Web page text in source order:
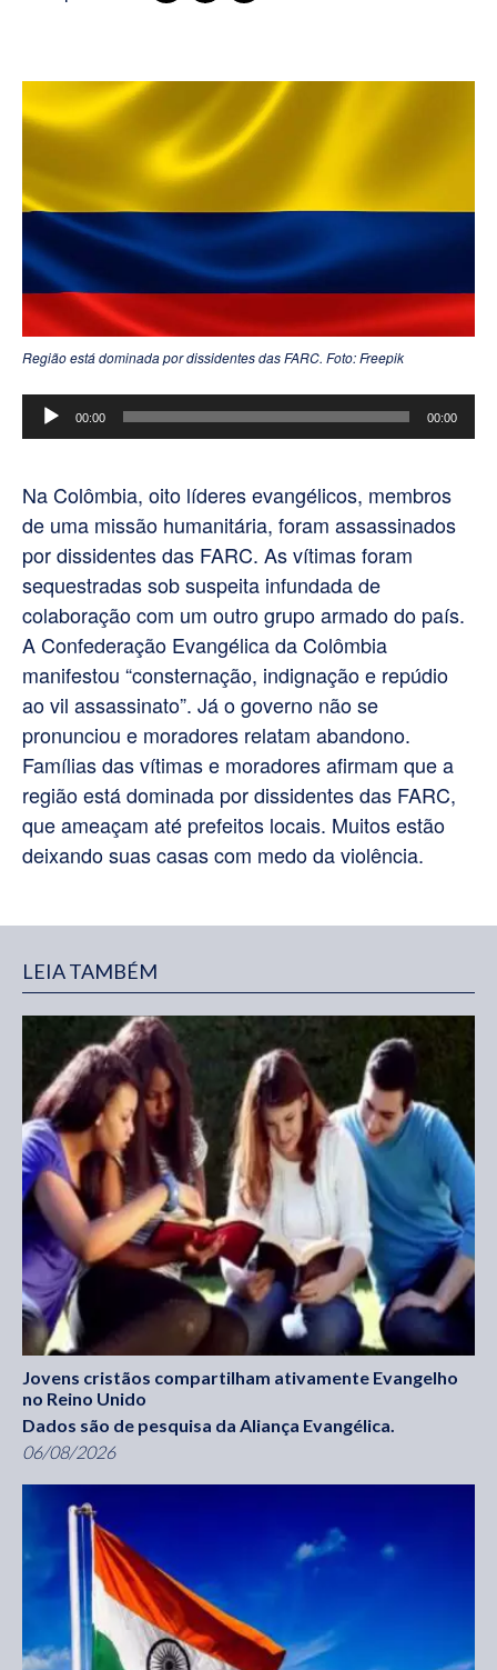
Região está dominada por dissidentes das FARC. Foto: Freepik
Tocador
de
00:00 00:00
Na Colômbia, oito líderes evangélicos, membros
de uma missão humanitária, foram assassinados
por dissidentes das FARC. As vítimas foram
sequestradas sob suspeita infundada de
colaboração com um outro grupo armado do país.
A Confederação Evangélica da Colômbia
manifestou “consternação, indignação e repúdio
ao vil assassinato”. Já o governo não se
pronunciou e moradores relatam abandono.
Famílias das vítimas e moradores afirmam que a
região está dominada por dissidentes das FARC,
que ameaçam até prefeitos locais. Muitos estão
deixando suas casas com medo da violência.
LEIA TAMBÉM
Jovens cristãos compartilham ativamente Evangelho
no Reino Unido
Dados são de pesquisa da Aliança Evangélica.
06/08/2026